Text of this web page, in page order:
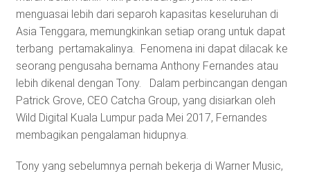
menguasai lebih dari separoh kapasitas keseluruhan di
Asia Tenggara, memungkinkan setiap orang untuk dapat
terbang pertamakalinya. Fenomena ini dapat dilacak ke
seorang pengusaha bernama Anthony Fernandes atau
lebih dikenal dengan Tony. Dalam perbincangan dengan
Patrick Grove, CEO Catcha Group, yang disiarkan oleh
Wild Digital Kuala Lumpur pada Mei 2017, Fernandes
membagikan pengalaman hidupnya.
Tony yang sebelumnya pernah bekerja di Warner Music,